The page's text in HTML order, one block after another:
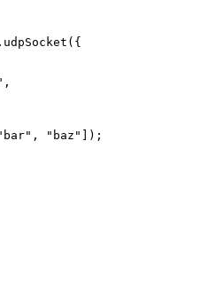
udpSocket ({
,
, "baz" ]);